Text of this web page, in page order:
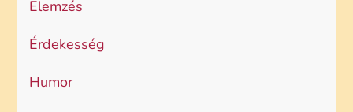
Elemzés
Érdekesség
Humor